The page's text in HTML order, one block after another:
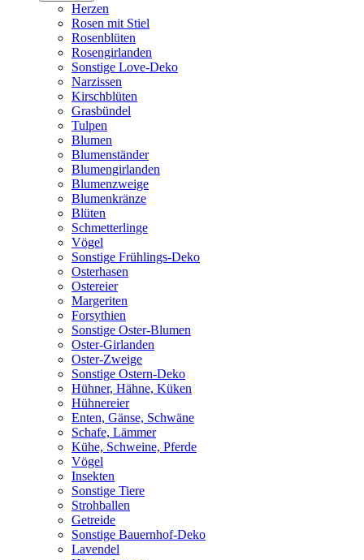
Herzen
Rosen mit Stiel
Rosenblüten
Rosengirlanden
Sonstige Love-Deko
Narzissen
Kirschblüten
Grasbündel
Tulpen
Blumen
Blumenständer
Blumengirlanden
Blumenzweige
Blumenkränze
Blüten
Schmetterlinge
Vögel
Sonstige Frühlings-Deko
Osterhasen
Ostereier
Margeriten
Forsythien
Sonstige Oster-Blumen
Oster-Girlanden
Oster-Zweige
Sonstige Ostern-Deko
Hühner, Hähne, Küken
Hühnereier
Enten, Gänse, Schwäne
Schafe, Lämmer
Kühe, Schweine, Pferde
Vögel
Insekten
Sonstige Tiere
Strohballen
Getreide
Sonstige Bauernhof-Deko
Lavendel